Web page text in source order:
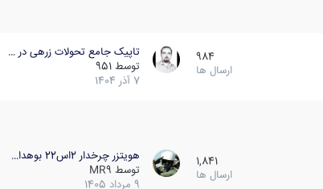
984
ارسال ها
تاپیک جامع تحولات زرهی در …
توسط 951
7 آذر 1404
1,841
ارسال ها
هویتزر چرخدار 2اس22 بوهدا…
توسط MR9
9 مرداد 1405